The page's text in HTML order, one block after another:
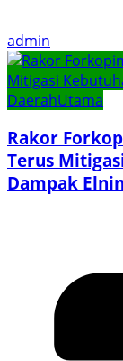
admin
DaerahUtama
Rakor
Terus
Dampak